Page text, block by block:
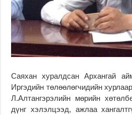
Саяхан хуралдсан Архангай
Иргэдийн төлөөлөгчидийн
Л.Алтангэрэлийн мөрийн
дүнг хэлэлцээд, ажлаа